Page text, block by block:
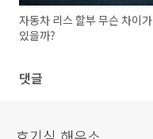
자동차 리스 할부 무슨 차이가
있을까?
댓글